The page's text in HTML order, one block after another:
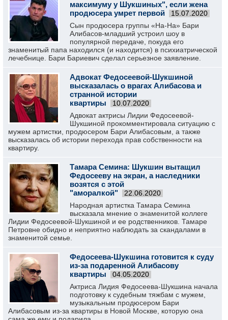
максимуму у Шукшиных", если жена
продюсера умрет первой
15.07.2020
Сын продюсера группы «На-На» Бари
Алибасов-младший устроил шоу в
популярной передаче, покуда его
знаменитый папа находился (и находится) в психиатрической
лечебнице. Бари Бариевич сделал серьезное заявление.
Адвокат Федосеевой-Шукшиной
высказалась о врагах Алибасова и
странной истории
квартиры
10.07.2020
Адвокат актрисы Лидии Федосеевой-
Шукшиной прокомментировала ситуацию с
мужем артистки, продюсером Бари Алибасовым, а также
высказалась об истории перехода прав собственности на
квартиру.
Тамара Семина: Шукшин вытащил
Федосееву на экран, а наследники
возятся с этой
"аморалкой"
22.06.2020
Народная артистка Тамара Семина
высказала мнение о знаменитой коллеге
Лидии Федосеевой-Шукшиной и ее родственников. Тамаре
Петровне обидно и неприятно наблюдать за скандалами в
знаменитой семье.
Федосеева-Шукшина готовится к суду
из-за подаренной Алибасову
квартиры
04.05.2020
Актриса Лидия Федосеева-Шукшина начала
подготовку к судебным тяжбам с мужем,
музыкальным продюсером Бари
Алибасовым из-за квартиры в Новой Москве, которую она